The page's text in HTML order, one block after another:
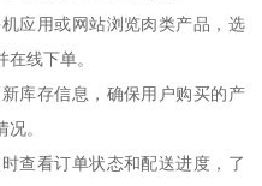
应用或网站浏览肉类产品，选
线下单。
库存信息，确保用户购买的产
。
查看订单状态和配送进度，了